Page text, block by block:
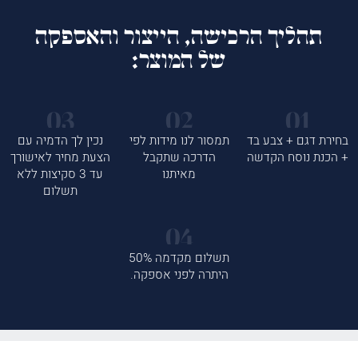
תהליך הרכישה, הייצור והאספקה
של המוצר:
בחירת דגם + צבע בד
+ הכנת נוסח הקדשה
תמסור לנו מידות לפי
הדרכה שתקבל
מאיתנו
נכין לך הדמיה עם
הצעת מחיר לאישורך
עד 3 סקיצות ללא
תשלום
תשלום מקדמה 50%
היתרה לפני אספקה.